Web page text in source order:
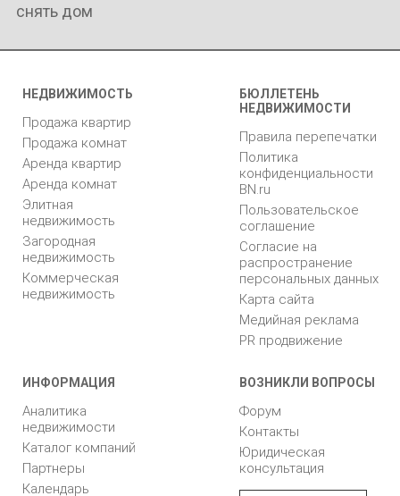
снять дом
НЕДВИЖИМОСТЬ
Продажа квартир
Продажа комнат
Аренда квартир
Аренда комнат
Элитная
недвижимость
Загородная
недвижимость
Коммерческая
недвижимость
БЮЛЛЕТЕНЬ
НЕДВИЖИМОСТИ
Правила перепечатки
Политика
конфиденциальности
BN.ru
Пользовательское
соглашение
Согласие на
распространение
персональных данных
Карта сайта
Медийная реклама
PR продвижение
ИНФОРМАЦИЯ
Аналитика
недвижимости
Каталог компаний
Партнеры
Календарь
ВОЗНИКЛИ ВОПРОСЫ
Форум
Контакты
Юридическая
консультация